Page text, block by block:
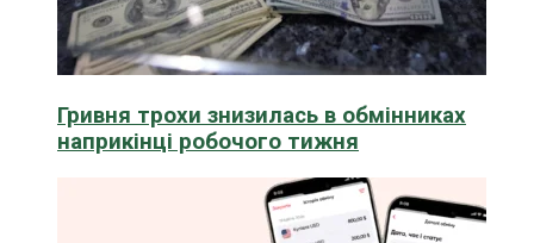
Гривня трохи знизилась в обмінниках
наприкінці робочого тижня